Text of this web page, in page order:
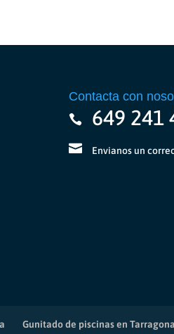
en
la
de
Contacta con
649 241
Envianos un
Gunitado de piscinas en Tarragona